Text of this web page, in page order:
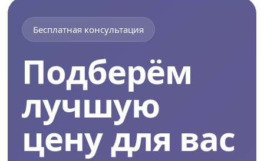
Общая
2.22
Бесплатная консультация
Подберём
лучшую
цену для вас